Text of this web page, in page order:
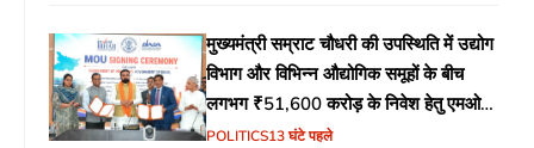
मुख्यमंत्री सम्राट चौधरी की उपस्थिति में उद्योग
विभाग और विभिन्न औद्योगिक समूहों के बीच
लगभग ₹51,600 करोड़ के निवेश हेतु एमओयू
(MoU) पर हस्ताक्षर
POLITICS13 घंटे पहले